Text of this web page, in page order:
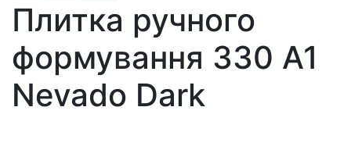
Плитка ручного
формування 330 A1
Nevado Dark